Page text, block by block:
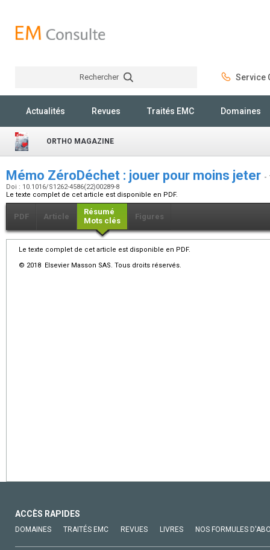
Rechercher Service
Actualités Revues Traités EMC Domaines
ORTHO MAGAZINE
Mémo ZéroDéchet : jouer pour moins jeter -
Doi : 10.1016/S1262-4586(22)00289-8
Le texte complet de cet article est disponible en PDF.
PDF Article
Résumé
Mots clés
Figures
Le texte complet de cet article est disponible en PDF.
© 2018 Elsevier Masson SAS. Tous droits réservés.
ACCÈS RAPIDES
DOMAINES TRAITÉS EMC REVUES LIVRES NOS FORMULES